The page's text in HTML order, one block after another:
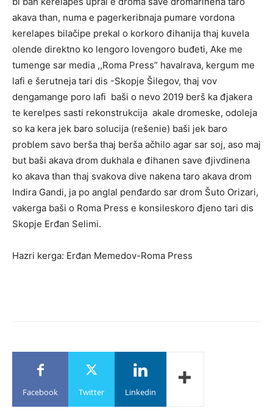
akava than, numa e pagerkeribnaja pumare vordona
kerelapes bilačipe prekal o korkoro đihanija thaj kuvela
olende direktno ko lengoro lovengoro buđeti, Ake me
tumenge sar media ,,Roma Press” havalrava, kergum me
lafi e šerutneja tari dis -Skopje Šilegov, thaj vov
dengamange poro lafi baši o nevo 2019 berš ka đjakera
te kerelpes sasti rekonstrukcija akale dromeske, odoleja
so ka kera jek baro solucija (rešenie) baši jek baro
problem savo berša thaj berša ačhilo agar sar soj, aso maj
but baši akava drom dukhala e đihanen save đjivdinena
ko akava than thaj svakova dive nakena taro akava drom
Indira Gandi, ja po anglal penđardo sar drom Šuto Orizari,
vakerga baši o Roma Press e konsileskoro đjeno tari dis
Skopje Erđan Selimi.
Hazri kerga: Erđan Memedov-Roma Press
Facebook Twitter Linkedin